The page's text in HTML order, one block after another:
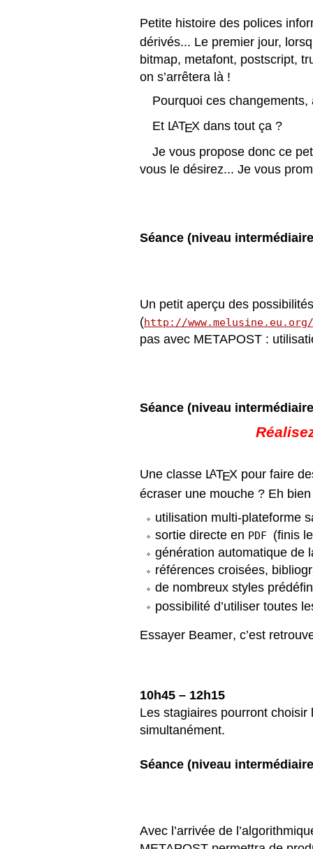
Petite histoire des polices
dérivés... Le premier jour,
bitmap, metafont, postscript,
on s’arrêtera là !
Pourquoi ces
Et LATEX dans tout ça ?
Je vous propose donc ce
vous le désirez... Je vous
Séance (niveau interm
Un petit aperçu des
(http://www.melusine.eu.org/
pas avec METAPOST :
Séance (niveau interm
R
Une classe LATEX pour faire
écraser une mouche ? Eh
utilisation multi-plateforme
sortie directe en PDF (ﬁnis
génération automatique de
références croisées,
de nombreux styles
possibilité d’utiliser toutes
Essayer Beamer, c’est
10h45 – 12h15
Les stagiaires pourront choisir
simultanément.
Séance (niveau interm
Avec l’arrivée de